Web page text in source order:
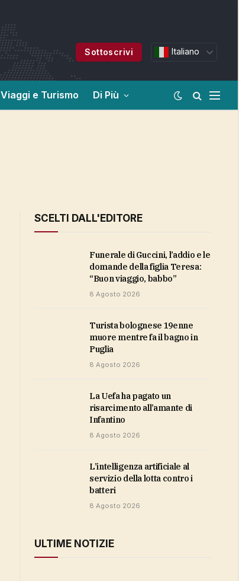
Sottoscrivi Italiano
Viaggi e Turismo Di Più
SCELTI DALL'EDITORE
Funerale di Guccini, l’addio e le
domande della figlia Teresa:
“Buon viaggio, babbo”
8 Agosto 2026
Turista bolognese 19enne
muore mentre fa il bagno in
Puglia
8 Agosto 2026
la Uefa ha pagato un
risarcimento all’amante di
Infantino
8 Agosto 2026
L’intelligenza artificiale al
servizio della lotta contro i
batteri
8 Agosto 2026
ULTIME NOTIZIE